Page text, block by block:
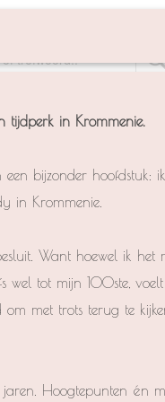
tijdperk in Krommenie.
bijzonder hoofdstuk:
in Krommenie.
Want hoewel ik het
wel tot mijn 100ste,
om met trots terug te
Hoogtepunten én